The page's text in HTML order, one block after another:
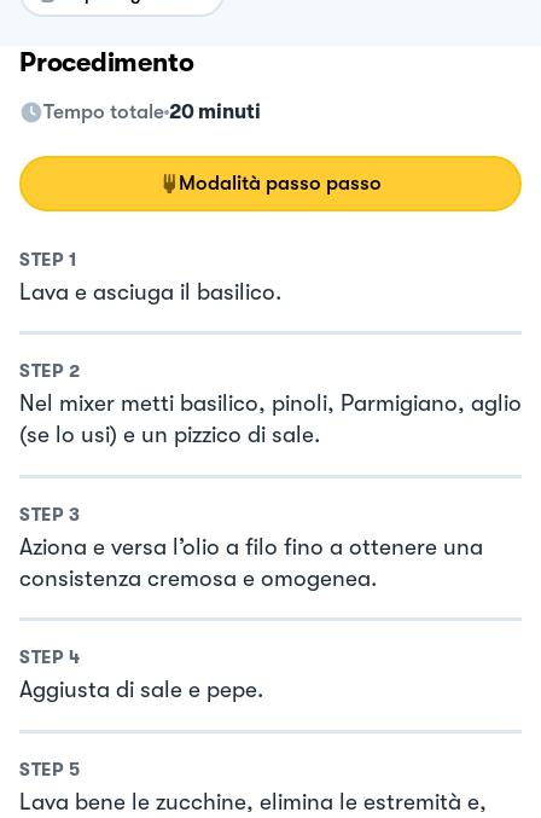
Procedimento
Tempo totale 20 minuti
Modalità passo passo
STEP 1
Lava e asciuga il basilico.
STEP 2
Nel mixer metti basilico, pinoli, Parmigiano, aglio
(se lo usi) e un pizzico di sale.
STEP 3
Aziona e versa l’olio a filo fino a ottenere una
consistenza cremosa e omogenea.
STEP 4
Aggiusta di sale e pepe.
STEP 5
Lava bene le zucchine, elimina le estremità e,